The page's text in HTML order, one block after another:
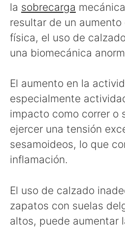
la sobrecarga
resultar de un
física, el uso de
una biomecánica
El aumento en la
especialmente
impacto como correr o
ejercer una tensión
sesamoideos, lo que
inflamación.
El uso de calzado
zapatos con suelas
altos, puede aumentar